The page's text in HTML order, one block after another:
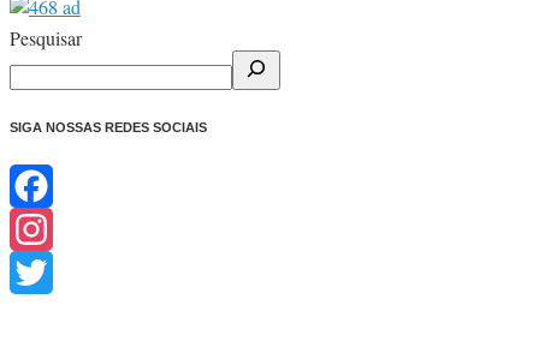
Share
Pesquisar
SIGA NOSSAS REDES SOCIAIS
Facebook
Instagram